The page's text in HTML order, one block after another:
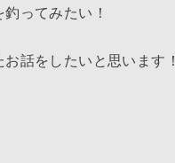
ってみたい！
話をしたいと思います！